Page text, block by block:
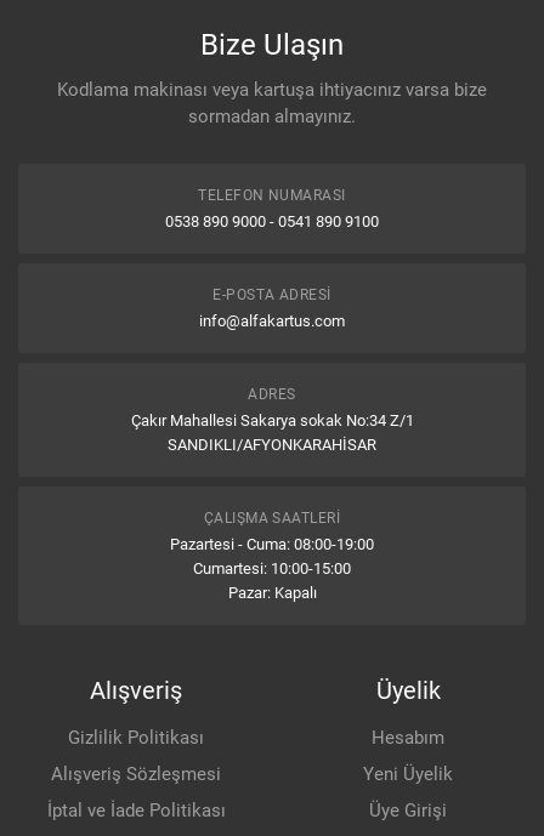
İlk değerlendirmede sen bulun...
Bize Ulaşın
Kodlama makinası veya kartuşa ihtiyacınız varsa bize
sormadan almayınız.
TELEFON NUMARASI
0538 890 9000 - 0541 890 9100
E-POSTA ADRESI
info@alfakartus.com
ADRES
Çakır Mahallesi Sakarya sokak No:34 Z/1
SANDIKLI/AFYONKARAHİSAR
ÇALIŞMA SAATLERI
Pazartesi - Cuma: 08:00-19:00
Cumartesi: 10:00-15:00
Pazar: Kapalı
Alışveriş
Gizlilik Politikası
Alışveriş Sözleşmesi
İptal ve İade Politikası
Üyelik
Hesabım
Yeni Üyelik
Üye Girişi